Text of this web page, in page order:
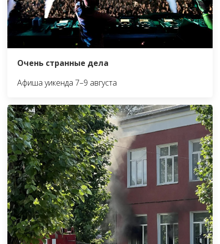
Очень странные дела
Афиша уикенда 7–9 августа